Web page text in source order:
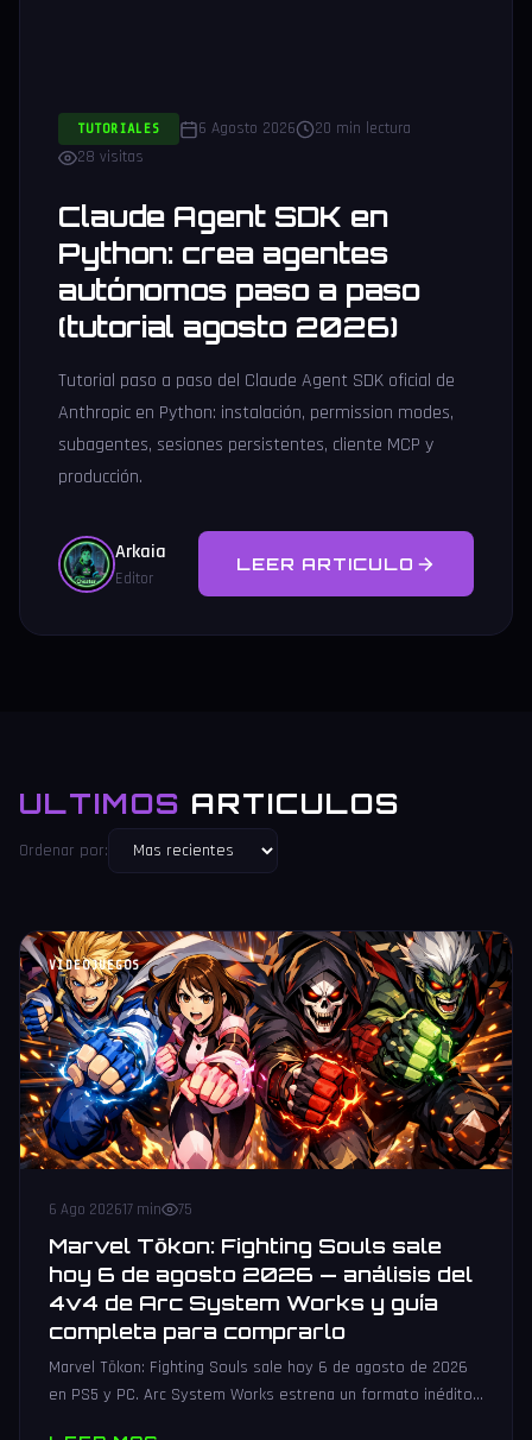
TUTORIALES 6 Agosto 2026
20 min lectura
28 visitas
Claude Agent SDK en
Python: crea agentes
autónomos paso a paso
(tutorial agosto 2026)
Tutorial paso a paso del Claude Agent SDK oficial de
Anthropic en Python: instalación, permission modes,
subagentes, sesiones persistentes, cliente MCP y
producción.
Arkaia
Editor
LEER ARTICULO
ULTIMOS ARTICULOS
Ordenar por:
VIDEOJUEGOS
6 Ago 202617 min 75
Marvel Tōkon: Fighting Souls sale
hoy 6 de agosto 2026 — análisis del
4v4 de Arc System Works y guía
completa para comprarlo
Marvel Tōkon: Fighting Souls sale hoy 6 de agosto de 2026
en PS5 y PC. Arc System Works estrena un formato inédito